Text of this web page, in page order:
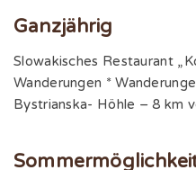
Ganzjährig
Slowakisches Restaurant
Wanderungen *
Bystrianska- Höhle – 8 km